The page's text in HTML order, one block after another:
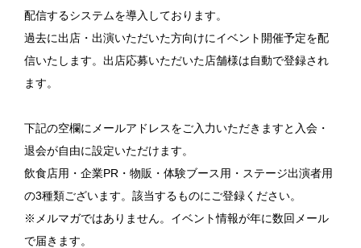
配信するシステムを導入しております。
過去に出店・出演いただいた方向けにイベント開催予定を配
信いたします。出店応募いただいた店舗様は自動で登録され
ます。
下記の空欄にメールアドレスをご入力いただきますと入会・
退会が自由に設定いただけます。
飲食店用・企業PR・物販・体験ブース用・ステージ出演者用
の3種類ございます。該当するものにご登録ください。
※メルマガではありません。イベント情報が年に数回メール
で届きます。